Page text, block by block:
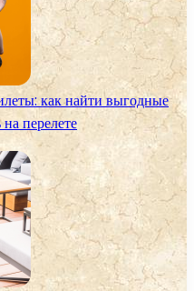
как найти выгодные
перелете